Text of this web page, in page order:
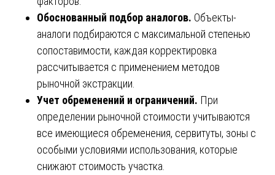
Обоснованный подбор аналогов. Объекты-
аналоги подбираются с максимальной степенью
сопоставимости, каждая корректировка
рассчитывается с применением методов
рыночной экстракции.
Учет обременений и ограничений. При
определении рыночной стоимости учитываются
все имеющиеся обременения, сервитуты, зоны с
особыми условиями использования, которые
снижают стоимость участка.